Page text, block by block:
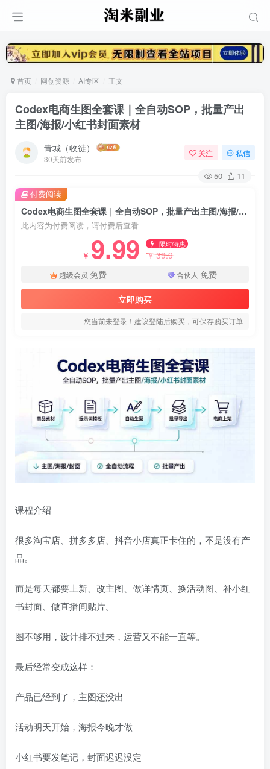
首页 网创资源 AI专区 正文
Codex电商生图全套课｜全自动SOP，批量产出
主图/海报/小红书封面素材
青城（收徒）
30天前发布
关注 私信
50 11
Codex电商生图全套课｜全自动SOP，批量产出主图/海报/小红书封面素材
此内容为付费阅读，请付费后查看
￥ 9.99 限时特惠
￥39.9
超级会员 免费 合伙人 免费
立即购买
您当前未登录！建议登陆后购买，可保存购买订单
付费阅读
课程介绍
很多淘宝店、拼多多店、抖音小店真正卡住的，不是没有产
品。
而是每天都要上新、改主图、做详情页、换活动图、补小红
书封面、做直播间贴片。
图不够用，设计排不过来，运营又不能一直等。
最后经常变成这样：
产品已经到了，主图还没出
活动明天开始，海报今晚才做
小红书要发笔记，封面迟迟没定